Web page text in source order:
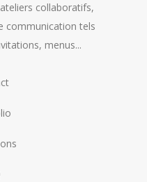
collaboratifs,
communication tels
menus...